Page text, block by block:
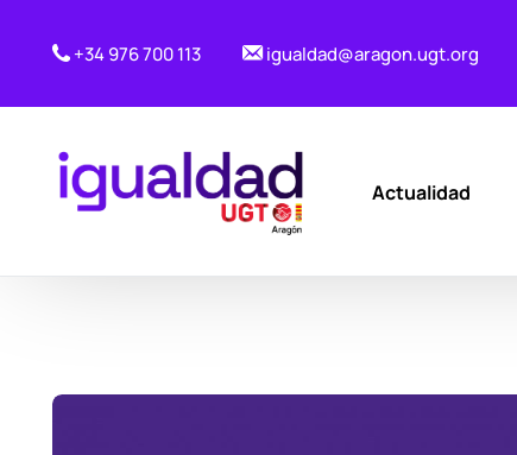
+34 976 700 113 igualdad@aragon.ugt.org
Actualidad